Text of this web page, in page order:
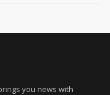
you news with